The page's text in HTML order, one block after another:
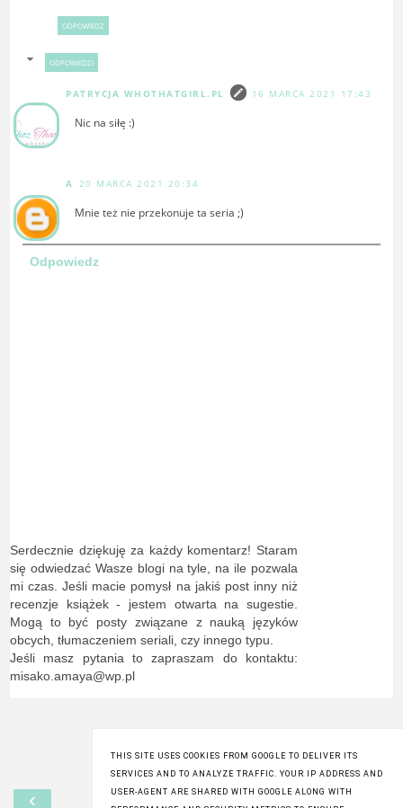
ODPOWIEDZ
ODPOWIEDZI
PATRYCJA WHOTHATGIRL.PL 16 MARCA 2021 17:43
Nic na siłę :)
A 20 MARCA 2021 20:34
Mnie też nie przekonuje ta seria ;)
Odpowiedz
Serdecznie dziękuję za każdy komentarz! Staram
się odwiedzać Wasze blogi na tyle, na ile pozwala
mi czas. Jeśli macie pomysł na jakiś post inny niż
recenzje książek - jestem otwarta na sugestie.
Mogą to być posty związane z nauką języków
obcych, tłumaczeniem seriali, czy innego typu.
Jeśli masz pytania to zapraszam do kontaktu:
misako.amaya@wp.pl
‹
THIS SITE USES COOKIES FROM GOOGLE TO DELIVER ITS
SERVICES AND TO ANALYZE TRAFFIC. YOUR IP ADDRESS AND
USER-AGENT ARE SHARED WITH GOOGLE ALONG WITH